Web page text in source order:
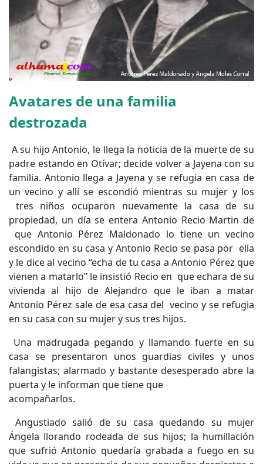
Avatares de una familia
destrozada
A su hijo Antonio, le llega la noticia de la muerte de su
padre estando en Otívar; decide volver a Jayena con su
familia. Antonio llega a Jayena y se refugia en casa de
un vecino y allí se escondió mientras su mujer y los
tres niños ocuparon nuevamente la casa de su
propiedad, un día se entera Antonio Recio Martin de
que Antonio Pérez Maldonado lo tiene un vecino
escondido en su casa y Antonio Recio se pasa por ella
y le dice al vecino “echa de tu casa a Antonio Pérez que
vienen a matarlo” le insistió Recio en que echara de su
vivienda al hijo de Alejandro que le iban a matar
Antonio Pérez sale de esa casa del vecino y se refugia
en su casa con su mujer y sus tres hijos.
Una madrugada pegando y llamando fuerte en su
casa se presentaron unos guardias civiles y unos
falangistas; alarmado y bastante desesperado abre la
puerta y le informan que tiene que
acompañarlos.
Angustiado salió de su casa quedando su mujer
Ángela llorando rodeada de sus hijos; la humillación
que sufrió Antonio quedaría grabada a fuego en su